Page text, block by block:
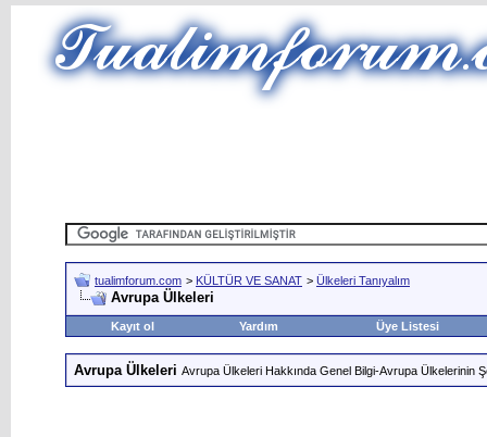
tualimforum.com > KÜLTÜR VE SANAT > Ülkeleri Tanıyalım
Avrupa Ülkeleri
Kayıt ol Yardım Üye Listesi
Avrupa Ülkeleri Avrupa Ülkeleri Hakkında Genel Bilgi-Avrupa Ülkelerinin